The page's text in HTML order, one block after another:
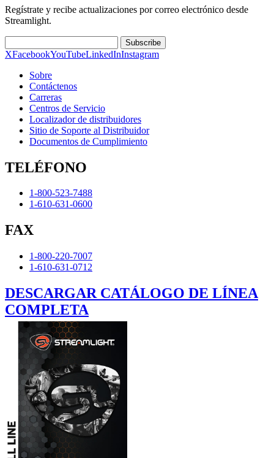
Regístrate y recibe actualizaciones por correo electrónico desde
Streamlight.
Subscribe
XFacebookYouTubeLinkedInInstagram
Sobre
Contáctenos
Carreras
Centros de Servicio
Localizador de distribuidores
Sitio de Soporte al Distribuidor
Documentos de Cumplimiento
TELÉFONO
1-800-523-7488
1-610-631-0600
FAX
1-800-220-7007
1-610-631-0712
DESCARGAR CATÁLOGO DE LÍNEA
COMPLETA